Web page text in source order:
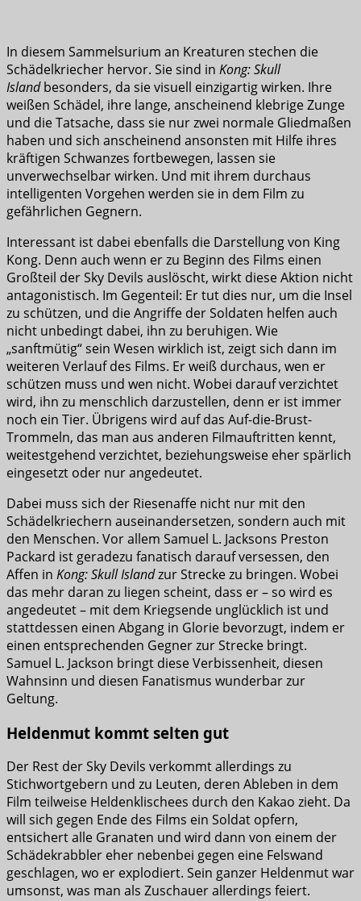
In diesem Sammelsurium an Kreaturen stechen die
Schädelkriecher hervor. Sie sind in Kong: Skull
Islandbesonders, da sie visuell einzigartig wirken. Ihre
weißen Schädel, ihre lange, anscheinend klebrige Zunge
und die Tatsache, dass sie nur zwei normale Gliedmaßen
haben und sich anscheinend ansonsten mit Hilfe ihres
kräftigen Schwanzes fortbewegen, lassen sie
unverwechselbar wirken. Und mit ihrem durchaus
intelligenten Vorgehen werden sie in dem Film zu
gefährlichen Gegnern.
Interessant ist dabei ebenfalls die Darstellung von King
Kong. Denn auch wenn er zu Beginn des Films einen
Großteil der Sky Devils auslöscht, wirkt diese Aktion nicht
antagonistisch. Im Gegenteil: Er tut dies nur, um die Insel
zu schützen, und die Angriffe der Soldaten helfen auch
nicht unbedingt dabei, ihn zu beruhigen. Wie
„sanftmütig“ sein Wesen wirklich ist, zeigt sich dann im
weiteren Verlauf des Films. Er weiß durchaus, wen er
schützen muss und wen nicht. Wobei darauf verzichtet
wird, ihn zu menschlich darzustellen, denn er ist immer
noch ein Tier. Übrigens wird auf das Auf-die-Brust-
Trommeln, das man aus anderen Filmauftritten kennt,
weitestgehend verzichtet, beziehungsweise eher spärlich
eingesetzt oder nur angedeutet.
Dabei muss sich der Riesenaffe nicht nur mit den
Schädelkriechern auseinandersetzen, sondern auch mit
den Menschen. Vor allem Samuel L. Jacksons Preston
Packard ist geradezu fanatisch darauf versessen, den
Affen in Kong: Skull Islandzur Strecke zu bringen. Wobei
das mehr daran zu liegen scheint, dass er – so wird es
angedeutet – mit dem Kriegsende unglücklich ist und
stattdessen einen Abgang in Glorie bevorzugt, indem er
einen entsprechenden Gegner zur Strecke bringt.
Samuel L. Jackson bringt diese Verbissenheit, diesen
Wahnsinn und diesen Fanatismus wunderbar zur
Geltung.
Heldenmut kommt selten gut
Der Rest der Sky Devils verkommt allerdings zu
Stichwortgebern und zu Leuten, deren Ableben in dem
Film teilweise Heldenklischees durch den Kakao zieht. Da
will sich gegen Ende des Films ein Soldat opfern,
entsichert alle Granaten und wird dann von einem der
Schädekrabbler eher nebenbei gegen eine Felswand
geschlagen, wo er explodiert. Sein ganzer Heldenmut war
umsonst, was man als Zuschauer allerdings feiert.